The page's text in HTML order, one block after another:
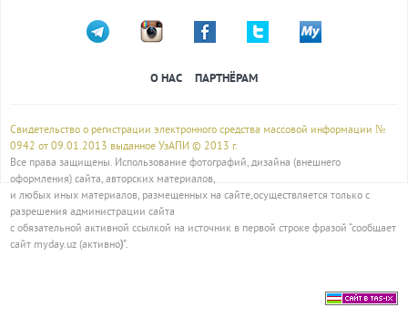
О НАС ПАРТНЁРАМ
Свидетельство о регистрации электронного средства массовой информации №
0942 от 09.01.2013 выданное УзАПИ © 2013 г.
Все права защищены. Использование фотографий, дизайна (внешнего
оформления) сайта, авторских материалов,
и любых иных материалов, размещенных на сайте,осуществляется только с
разрешения администрации сайта
с обязательной активной ссылкой на источник в первой строке фразой “сообщает
сайт myday.uz (активно)”.